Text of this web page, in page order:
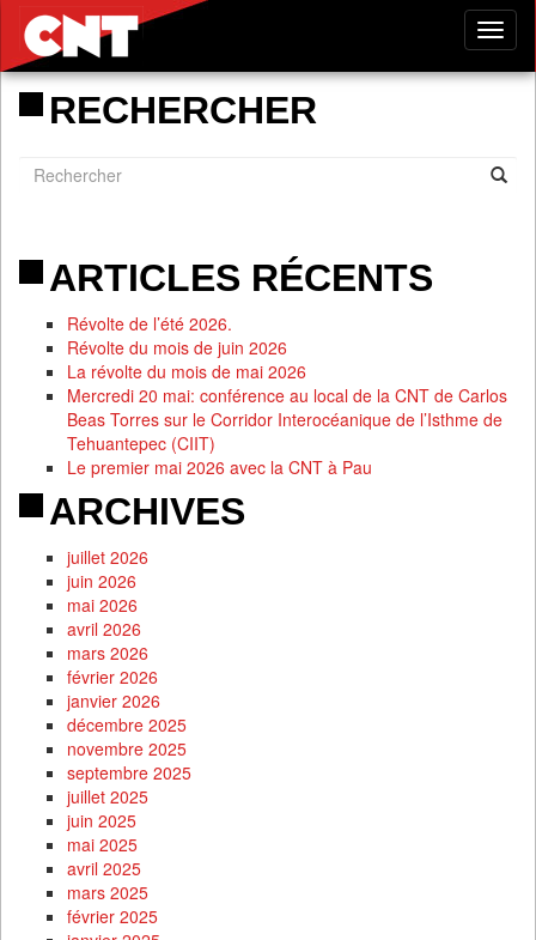
RECHERCHER
ARTICLES RÉCENTS
Révolte de l’été 2026.
Révolte du mois de juin 2026
La révolte du mois de mai 2026
Mercredi 20 mai: conférence au local de la CNT de Carlos
Beas Torres sur le Corridor Interocéanique de l’Isthme de
Tehuantepec (CIIT)
Le premier mai 2026 avec la CNT à Pau
ARCHIVES
juillet 2026
juin 2026
mai 2026
avril 2026
mars 2026
février 2026
janvier 2026
décembre 2025
novembre 2025
septembre 2025
juillet 2025
juin 2025
mai 2025
avril 2025
mars 2025
février 2025